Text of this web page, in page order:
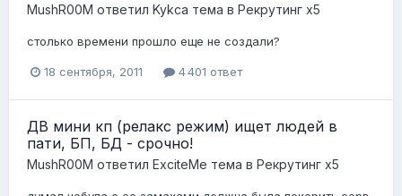
MushR00M ответил Kykca тема в Рекрутинг x5
столько времени прошло еще не создали?
18 сентября, 2011 4 401 ответ
ДВ мини кп (релакс режим) ищет людей в
пати, БП, БД - срочно!
MushR00M ответил ExciteMe тема в Рекрутинг x5